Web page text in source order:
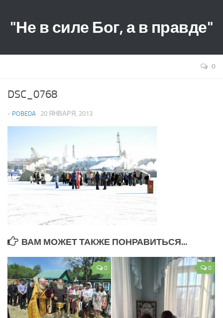
"Не в силе Бог, а в правде"
0
DSC_0768
- POBEDA · 20 ЯНВАРЯ, 2013
ВАМ МОЖЕТ ТАКЖЕ ПОНРАВИТЬСЯ...
0 0